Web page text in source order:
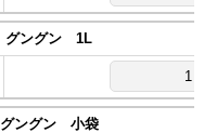
グングン 1L
グングン 小袋